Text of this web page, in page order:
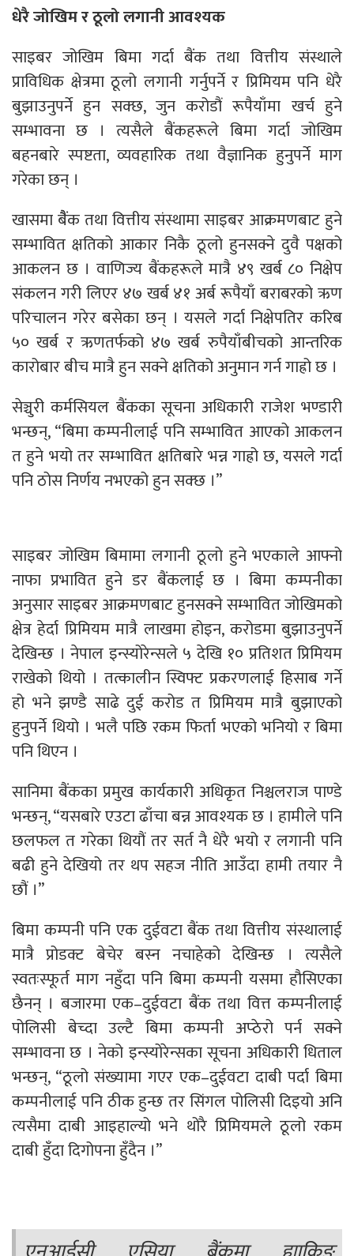
धेरै जोखिम र ठूलो लगानी आवश्यक
साइबर जोखिम बिमा गर्दा बैंक तथा वित्तीय संस्थाले
प्राविधिक क्षेत्रमा ठूलो लगानी गर्नुपर्ने र प्रिमियम पनि धेरै
बुझाउनुपर्ने हुन सक्छ, जुन करोडौं रूपैयाँमा खर्च हुने
सम्भावना छ । त्यसैले बैंकहरूले बिमा गर्दा जोखिम
बहनबारे स्पष्टता, व्यवहारिक तथा वैज्ञानिक हुनुपर्ने माग
गरेका छन् ।
खासमा बैैंक तथा वित्तीय संस्थामा साइबर आक्रमणबाट हुने
सम्भावित क्षतिको आकार निकै ठूलो हुनसक्ने दुवै पक्षको
आकलन छ । वाणिज्य बैंकहरूले मात्रै ४९ खर्ब ८० निक्षेप
संकलन गरी लिएर ४७ खर्ब ४१ अर्ब रूपैयाँ बराबरको ऋण
परिचालन गरेर बसेका छन् । यसले गर्दा निक्षेपतिर करिब
५० खर्ब र ऋणतर्फको ४७ खर्ब रुपैयाँबीचको आन्तरिक
कारोबार बीच मात्रै हुन सक्ने क्षतिको अनुमान गर्न गाह्रो छ ।
सेञ्चुरी कर्मसियल बैंकका सूचना अधिकारी राजेश भण्डारी
भन्छन्, “बिमा कम्पनीलाई पनि सम्भावित आएको आकलन
त हुने भयो तर सम्भावित क्षतिबारे भन्न गाह्रो छ, यसले गर्दा
पनि ठोस निर्णय नभएको हुन सक्छ ।”
साइबर जोखिम बिमामा लगानी ठूलो हुने भएकाले आफ्नो
नाफा प्रभावित हुने डर बैंकलाई छ । बिमा कम्पनीका
अनुसार साइबर आक्रमणबाट हुनसक्ने सम्भावित जोखिमको
क्षेत्र हेर्दा प्रिमियम मात्रै लाखमा होइन, करोडमा बुझाउनुपर्ने
देखिन्छ । नेपाल इन्स्योरेन्सले ५ देखि १० प्रतिशत प्रिमियम
राखेको थियो । तत्कालीन स्विफ्ट प्रकरणलाई हिसाब गर्ने
हो भने झण्डै साढे दुई करोड त प्रिमियम मात्रै बुझाएको
हुनुपर्ने थियो । भलै पछि रकम फिर्ता भएको भनियो र बिमा
पनि थिएन ।
सानिमा बैंकका प्रमुख कार्यकारी अधिकृत निश्चलराज पाण्डे
भन्छन्, “यसबारे एउटा ढाँचा बन्न आवश्यक छ । हामीले पनि
छलफल त गरेका थियौं तर सर्त नै धेरै भयो र लगानी पनि
बढी हुने देखियो तर थप सहज नीति आउँदा हामी तयार नै
छौं ।”
बिमा कम्पनी पनि एक दुईवटा बैंक तथा वित्तीय संस्थालाई
मात्रै प्रोडक्ट बेचेर बस्न नचाहेको देखिन्छ । त्यसैले
स्वतःस्फूर्त माग नहुँदा पनि बिमा कम्पनी यसमा हौसिएका
छैनन् । बजारमा एक–दुईवटा बैंक तथा वित्त कम्पनीलाई
पोलिसी बेच्दा उल्टै बिमा कम्पनी अप्ठेरो पर्न सक्ने
सम्भावना छ । नेको इन्स्योरेन्सका सूचना अधिकारी धिताल
भन्छन्, “ठूलो संख्यामा गएर एक–दुईवटा दाबी पर्दा बिमा
कम्पनीलाई पनि ठीक हुन्छ तर सिंगल पोलिसी दिइयो अनि
त्यसैमा दाबी आइहाल्यो भने थोरै प्रिमियमले ठूलो रकम
दाबी हुँदा दिगोपना हुँदैन ।”